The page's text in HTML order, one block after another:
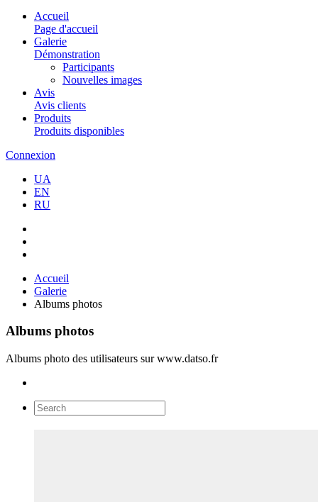
Accueil
Page d'accueil
Galerie
Démonstration
Participants
Nouvelles images
Avis
Avis clients
Produits
Produits disponibles
Connexion
UA
EN
RU
Accueil
Galerie
Albums photos
Albums photos
Albums photo des utilisateurs sur www.datso.fr